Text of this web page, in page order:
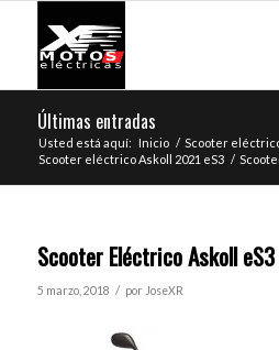
Últimas entradas
Usted está aquí: Inicio / Scooter
Scooter eléctrico Askoll 2021 eS3 /
Scooter Eléctrico Askoll
5 marzo, 2018 / por JoseXR